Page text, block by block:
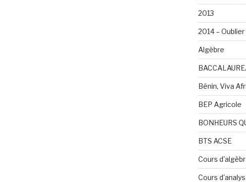
2013
2014 –
Algèbre
Bénin, Viva
BEP Agricole
BONHEURS
BTS ACSE
Cours
Cours